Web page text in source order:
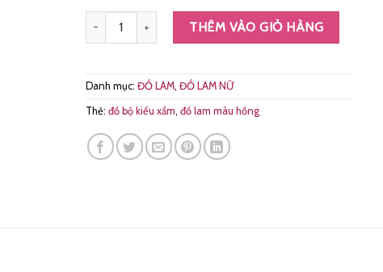
Bộ đồ Lam Đi Chùa Trang Nhã Kiểu Xẩm Thẳng Màu Hồng
THÊM VÀO GIỎ HÀNG
Danh mục: ĐỒ LAM, ĐỒ LAM NỮ
Thẻ: đồ bộ kiểu xẩm, đồ lam màu hồng